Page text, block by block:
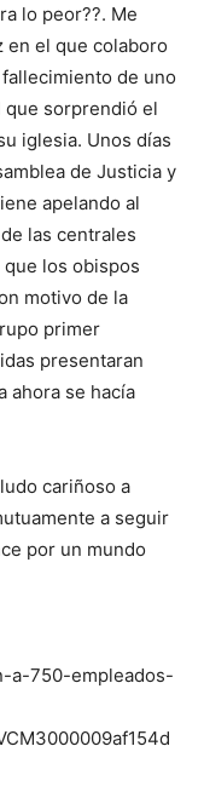
lo peor??. Me
en el que colaboro
de uno
que sorprendió el
iglesia. Unos días
de Justicia y
apelando al
las centrales
que los obispos
motivo de la
primer
presentaran
ahora se hacía
cariñoso a
a seguir
por un mundo
a-750-empleados-